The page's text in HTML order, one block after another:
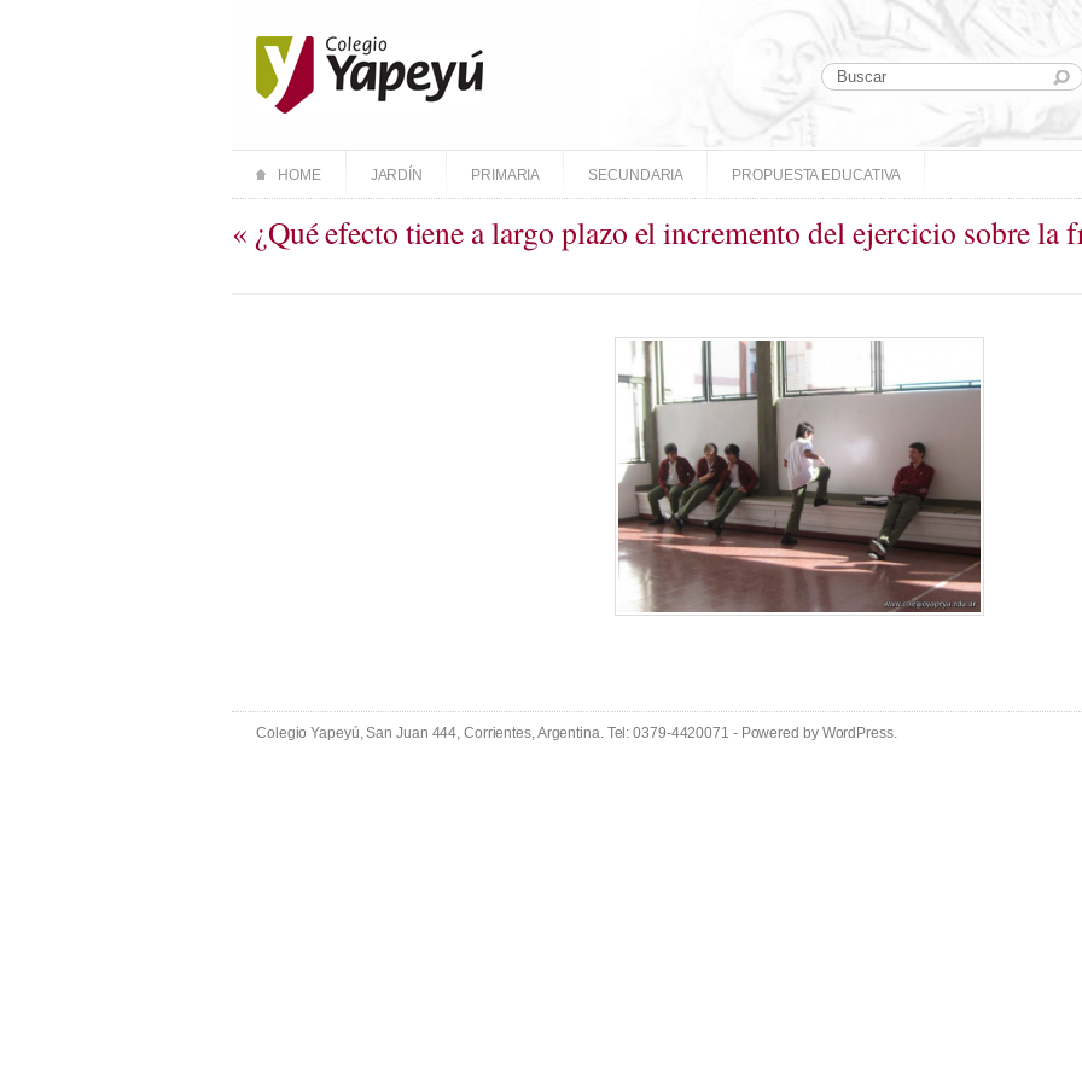
HOME JARDÍN PRIMARIA SECUNDARIA PROPUESTA EDUCATIVA
« ¿Qué efecto tiene a largo plazo el incremento del ejercicio sobre la
Colegio Yapeyú, San Juan 444, Corrientes, Argentina. Tel: 0379-4420071 - Powered by WordPress.